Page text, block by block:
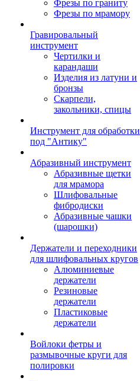
Фрезы по граниту
Фрезы по мрамору
Гравировальный
инструмент
Чертилки и
карандаши
Изделия из латуни и
бронзы
Скарпели,
закольники, спицы
Инструмент для обработки
под "Антику"
Абразивный инструмент
Абразивные щетки
для мрамора
Шлифовальные
фибродиски
Абразивные чашки
(шарошки)
Держатели и переходники
для шлифовальных кругов
Алюминиевые
держатели
Резиновые
держатели
Пластиковые
держатели
Войлоки фетры и
размывочные круги для
полировки